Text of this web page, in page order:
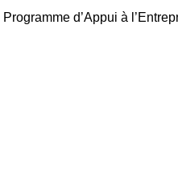
d’Appui à